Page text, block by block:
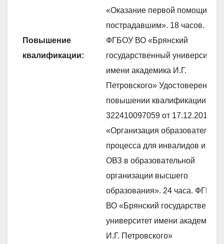
Повышение
квалификации:
«Оказание первой помощи
пострадавшим». 18 часов.
ФГБОУ ВО «Брянский
государственный университет
имени академика И.Г.
Петровского» Удостоверение о
повышении квалификации №
322410097059 от 17.12.2019.
«Организация
процесса для инвалидов и лиц
ОВЗ в образовательной
организации высшего
образования». 24 часа. ФГБОУ
ВО «Брянский
университет имени академика
И.Г. Петровского»